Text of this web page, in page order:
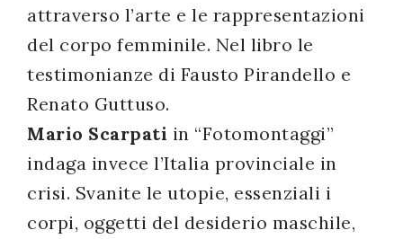
attraverso l’arte e le rappresentazioni
del corpo femminile. Nel libro le
testimonianze di Fausto Pirandello e
Renato Guttuso.
Mario Scarpati in “Fotomontaggi”
indaga invece l’Italia provinciale in
crisi. Svanite le utopie, essenziali i
corpi, oggetti del desiderio maschile,